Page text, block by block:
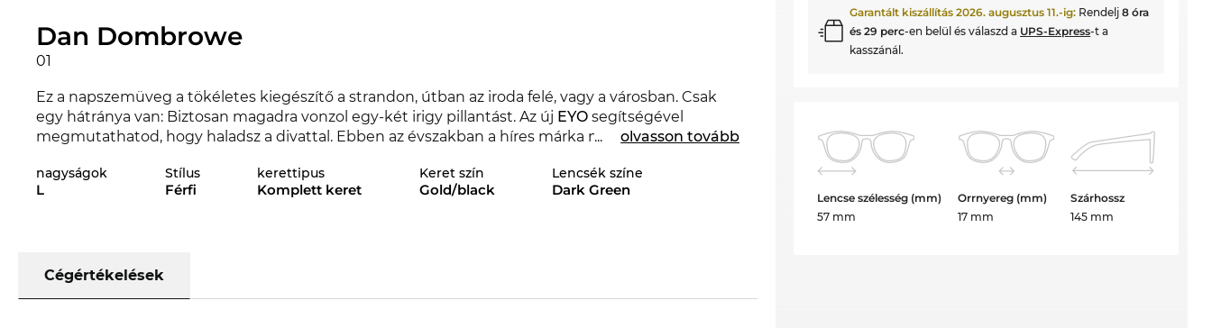
Dan Dombrowe
01
Ez a napszemüveg a tökéletes kiegészítő a strandon, útban az iroda felé, vagy a városban. Csak
egy hátránya van: Biztosan magadra vonzol egy-két irigy pillantást. Az új EYO segítségével
megmutathatod, hogy haladsz a divattal. Ebben az évszakban a híres márka meghatározó a 2021.
EYO 2020. és 2021. évi kollekcióiban.
keret négyszögletes optikája magabiztosságot és erőt sugároz. Különösen a kerek arcok kapnak
a négyszöggel egy szép ellenpontot. Afém keretkülönösen könnyű, és ezáltal nagyon
... olvasson tovább
nagyságok
L
Stílus
Férfi
kerettipus
Komplett keret
Keret szín
Gold/black
Lencsék színe
Dark Green
Cégértékelések
Garantált kiszállítás2026. augusztus 11.-ig: Rendelj8 óra
és 29 perc-en belül és válaszd a UPS-Express-t a
kasszánál.
Lencse szélesség (mm)
57 mm
Orrnyereg (mm)
17 mm
Szárhossz
145 mm